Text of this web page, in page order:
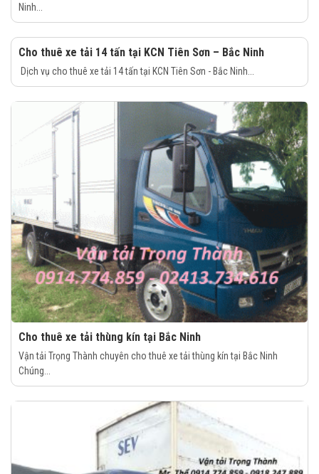
Ninh...
Cho thuê xe tải 14 tấn tại KCN Tiên Sơn – Bắc Ninh
Dịch vụ cho thuê xe tải 14 tấn tại KCN Tiên Sơn - Bắc Ninh...
Cho thuê xe tải thùng kín tại Bắc Ninh
Vận tải Trọng Thành chuyên cho thuê xe tải thùng kín tại Bắc Ninh
Chúng...